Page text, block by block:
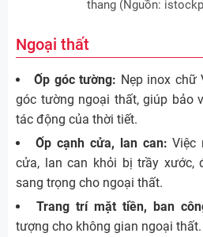
thang (Nguồn:
Ngoại thất
Ốp góc tường: Nẹp inox chữ
góc tường ngoại thất, giúp bảo
tác động của thời tiết.
Ốp cạnh cửa, lan can: Việc
cửa, lan can khỏi bị trầy xước,
sang trọng cho ngoại thất.
Trang trí mặt tiền, ban
tượng cho không gian ngoại thất.